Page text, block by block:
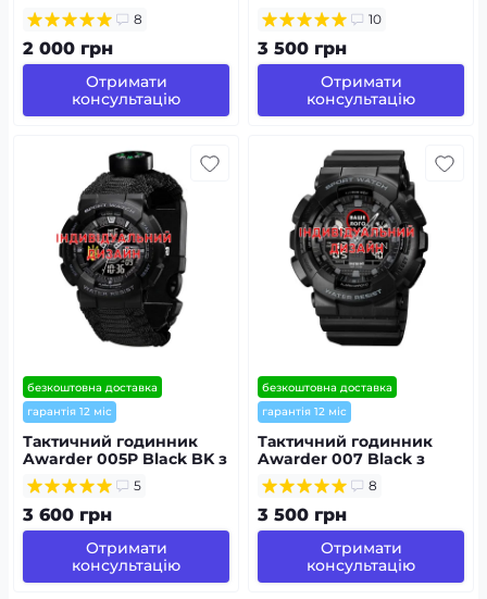
під Індивідуальний
дизайн,
водонепроникний,
будильник
8
2 000 грн
Отримати
консультацію
Green під
Індивідуальний дизайн,
водонепроникний,
будильник
10
3 500 грн
Отримати
консультацію
безкоштовна доставка
гарантія 12 міс
Тактичний годинник
Awarder 005P Black BK з
Індивідуальним
дизайном,
водозахищений,
будильник, підсвітка
5
3 600 грн
Отримати
консультацію
безкоштовна доставка
гарантія 12 міс
Тактичний годинник
Awarder 007 Black з
Індивідуальним
дизайном,
водозахищений,
будильник, підсвітка
8
3 500 грн
Отримати
консультацію